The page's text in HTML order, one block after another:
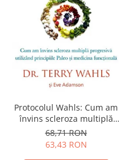
Protocolul Wahls: Cum am
învins scleroza multiplă
progresivă utilizând
principiile Paleo şi medicina
funcţională
68,71 RON
63,43 RON